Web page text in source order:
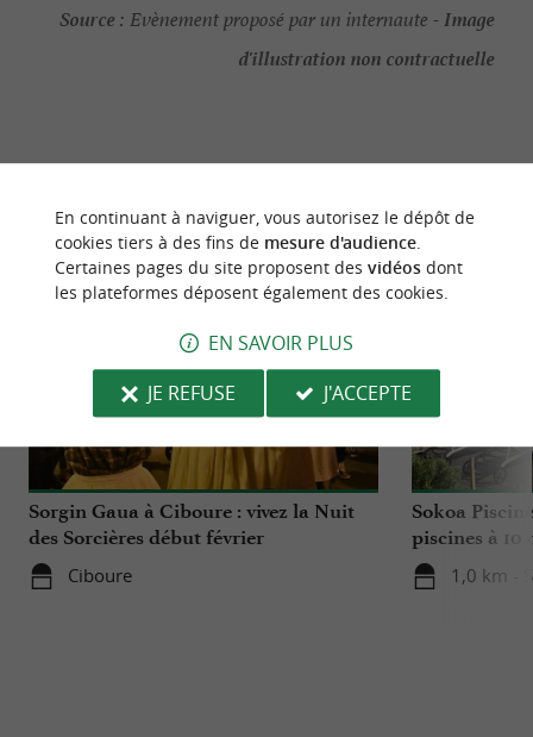
Source : Evènement proposé par un internaute -Image
d'illustration non contractuelle
NOUS AVONS TESTÉ POUR VOUS
Sorgin Gaua à Ciboure : vivez la Nuit
des Sorcières début février
Ciboure
Festive
Sokoa
piscines à 10
Luz
1,0 km -
En continuant à naviguer, vous autorisez le dépôt de
cookies tiers à des fins de mesure d'audience.
Certaines pages du site proposent des vidéosdont
les plateformes déposent également des cookies.
EN SAVOIR PLUS
JE REFUSE
J'ACCEPTE